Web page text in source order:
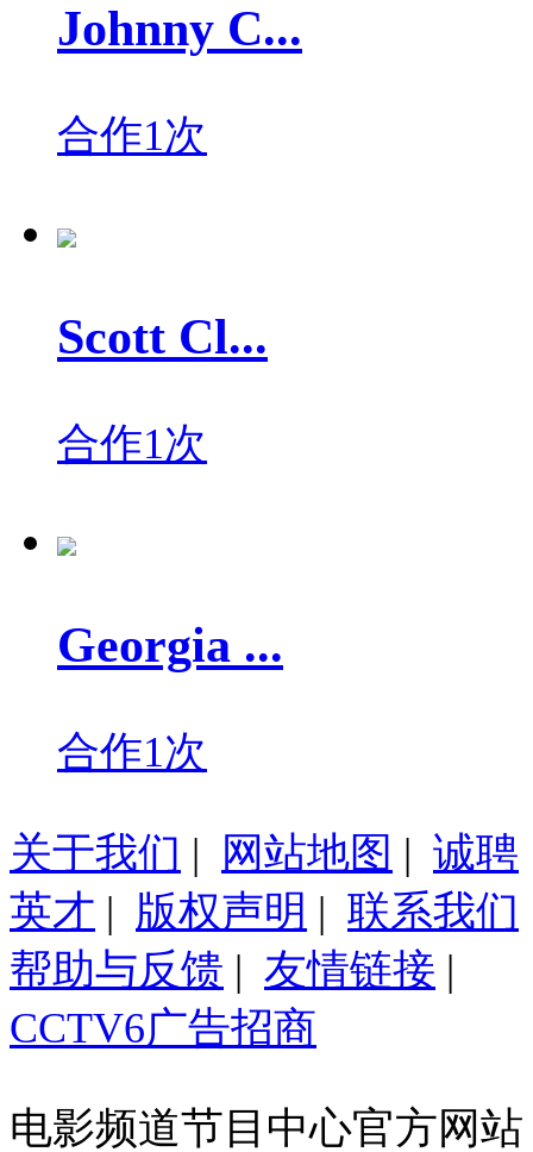
Johnny C...
合作1次
Scott Cl...
合作1次
Georgia ...
合作1次
关于我们 | 网站地图 | 诚聘
英才 | 版权声明 | 联系我们
帮助与反馈 | 友情链接 |
CCTV6广告招商
电影频道节目中心官方网站